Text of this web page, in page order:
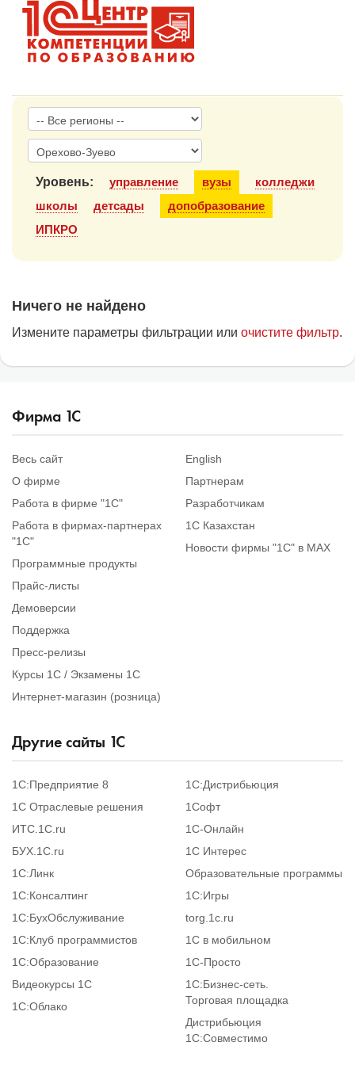
1С:Образование
Образовательные программы
Уровень: управление вузы
колледжи
школы
детсады
допобразование
ИПКРО
Ничего не найдено
Измените параметры фильтрации или очистите фильтр.
Фирма 1С
Весь сайт
О фирме
Работа в фирме "1С"
Работа в фирмах-партнерах
"1С"
Программные продукты
Прайс-листы
Демоверсии
Поддержка
Пресс-релизы
Курсы 1С / Экзамены 1С
Интернет-магазин (розница)
English
Партнерам
Разработчикам
1С Казахстан
Новости фирмы "1С" в MAX
Другие сайты 1С
1С:Предприятие 8
1С Отраслевые решения
ИТС.1C.ru
БУХ.1С.ru
1С:Линк
1С:Консалтинг
1С:БухОбслуживание
1С:Клуб программистов
1С:Образование
Видеокурсы 1С
1С:Облако
1С:Дистрибьюция
1Софт
1С-Онлайн
1С Интерес
Образовательные программы
1С:Игры
torg.1c.ru
1С в мобильном
1C-Просто
1С:Бизнес-сеть.
Торговая площадка
Дистрибьюция
1С:Совместимо